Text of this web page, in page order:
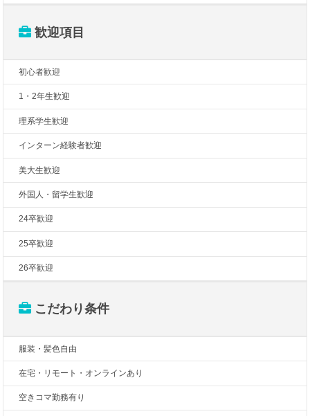
歓迎項目
初心者歓迎
1・2年生歓迎
理系学生歓迎
インターン経験者歓迎
美大生歓迎
外国人・留学生歓迎
24卒歓迎
25卒歓迎
26卒歓迎
こだわり条件
服装・髪色自由
在宅・リモート・オンラインあり
空きコマ勤務有り